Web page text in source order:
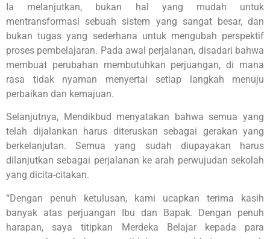
Ia melanjutkan, bukan hal yang mudah untuk
mentransformasi sebuah sistem yang sangat besar, dan
bukan tugas yang sederhana untuk mengubah perspektif
proses pembelajaran. Pada awal perjalanan, disadari bahwa
membuat perubahan membutuhkan perjuangan, di mana
rasa tidak nyaman menyertai setiap langkah menuju
perbaikan dan kemajuan.
Selanjutnya, Mendikbud menyatakan bahwa semua yang
telah dijalankan harus diteruskan sebagai gerakan yang
berkelanjutan. Semua yang sudah diupayakan harus
dilanjutkan sebagai perjalanan ke arah perwujudan sekolah
yang dicita-citakan.
“Dengan penuh ketulusan, kami ucapkan terima kasih
banyak atas perjuangan Ibu dan Bapak. Dengan penuh
harapan, saya titipkan Merdeka Belajar kepada para